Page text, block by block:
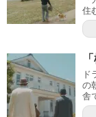
住
ド
の
舎